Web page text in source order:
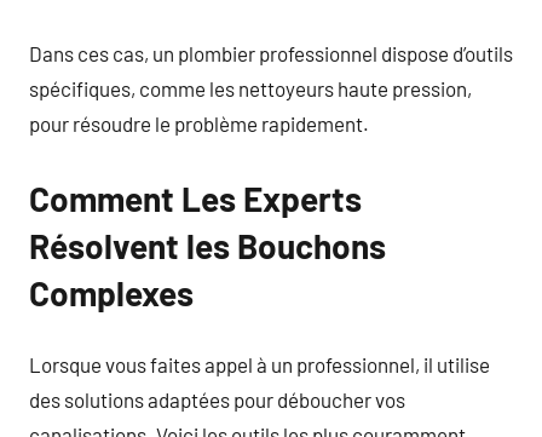
Dans ces cas, un plombier professionnel dispose d’outils
spécifiques, comme les nettoyeurs haute pression,
pour résoudre le problème rapidement.
Comment Les Experts
Résolvent les Bouchons
Complexes
Lorsque vous faites appel à un professionnel, il utilise
des solutions adaptées pour déboucher vos